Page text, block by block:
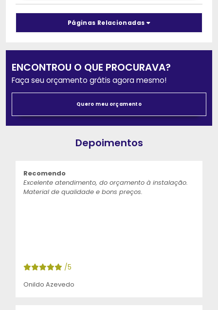
Páginas Relacionadas
ENCONTROU O QUE PROCURAVA?
Faça seu orçamento grátis agora mesmo!
Quero meu orçamento
Depoimentos
Recomendo
Excelente atendimento, do orçamento à instalação.
Material de qualidade e bons preços.
/5
Onildo Azevedo